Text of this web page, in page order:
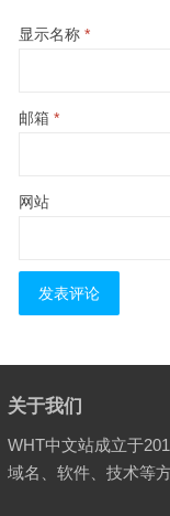
显示名称 *
邮箱 *
网站
关于我们
WHT中文站成立于
域名、软件、技术等